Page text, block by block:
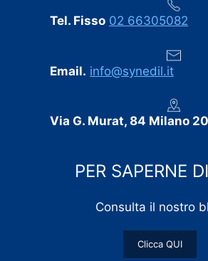
Tel. Fisso 02 66305082
Email. info@synedil.it
Via G. Murat, 84 Milano
PER SAPERNE
Consulta il nostro
Clicca QUI